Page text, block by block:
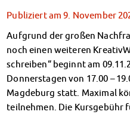
Mensen & Cafeterien
Heute in unseren Mensen
JoGo – Studibar +
Klimabewusst essen
Mensa-FAQs
CampusCatering
MensaFeedback
Publiziert am 9. November
Aufgrund der großen
noch einen weiteren
schreiben“ beginnt am
Donnerstagen von 17.00 –
Magdeburg statt. Maximal
teilnehmen. Die Kursgebühr